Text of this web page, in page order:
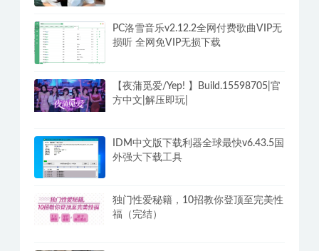
PC洛雪音乐v2.12.2全网付费歌曲VIP无
损听 全网免VIP无损下载
【夜蒲觅爱/Yep! 】Build.15598705|官
方中文|解压即玩|
IDM中文版下载利器全球最快v6.43.5国
外强大下载工具
独门性爱秘籍，10招教你登顶至完美性
福（完结）